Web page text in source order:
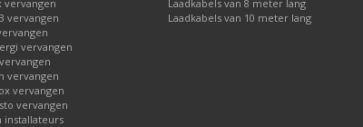
vervangen
vervangen
vervangen
vervangen
vervangen
vervangen
installateurs
Laadkabels van 8 meter lang
Laadkabels van 10 meter lang